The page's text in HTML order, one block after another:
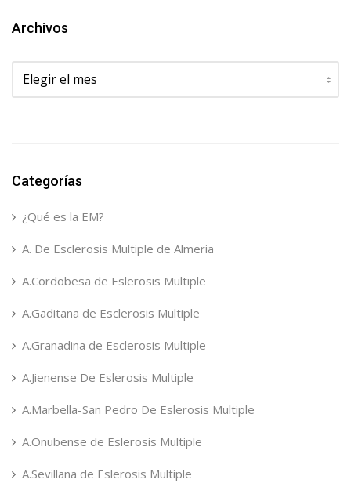
Archivos
Archivos
Categorías
¿Qué es la EM?
A. De Esclerosis Multiple de Almeria
A.Cordobesa de Eslerosis Multiple
A.Gaditana de Esclerosis Multiple
A.Granadina de Esclerosis Multiple
A.Jienense De Eslerosis Multiple
A.Marbella-San Pedro De Eslerosis Multiple
A.Onubense de Eslerosis Multiple
A.Sevillana de Eslerosis Multiple